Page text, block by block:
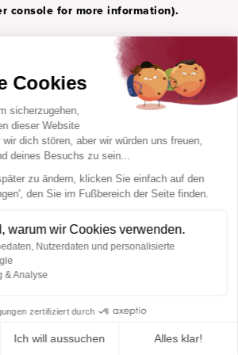
Cookies
sicherzugehen,
dieser Website
dich stören, aber wir würden uns freuen,
deines Besuchs zu sein...
zu ändern, klicken Sie einfach auf den
den Sie im Fußbereich der Seite finden.
warum wir Cookies verwenden.
Nutzerdaten und personalisierte
& Analyse
zertifiziert durch
Ich will aussuchen Alles klar!
console for more information).